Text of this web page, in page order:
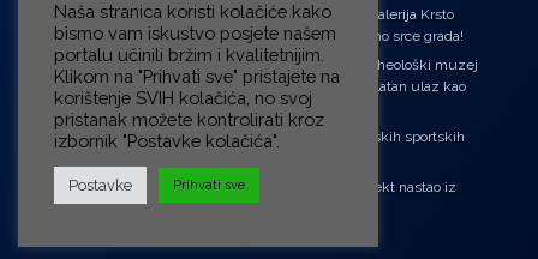
U središtu Petrinje otvorena obnovljena Galerija Krsto
Hegedušić: Kultura vraćena kući, u samo srce grada!
Od petka do nedjelje (31.7. – 2.8.2026.) Arheološki muzej
u Zagrebu otvara vrata građanima: Besplatan ulaz kao
zaklon od toplinskog vala
‘Ni med cvetjem ni pravice’ na Aleji hrvatskih sportskih
“Rubikova kocka – složi svoju priču”, projekt nastao iz
potrebe da se čuje glas djece!
Naša stranica koristi kolačiće kako
bismo vam iskustvo posjete našem
portalu učinili bržim i kvalitetnijim.
Klikom na "Prihvati sve" pristajete na
korištenje SVIH kolačića, no svoj
pristanak možete kontrolirati kroz
izbornik "Postavke kolačića".
Postavke Prihvati sve